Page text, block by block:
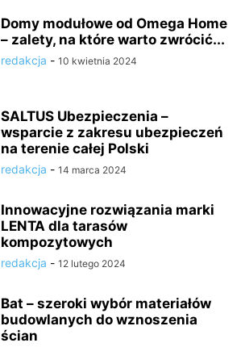
Domy modułowe od Omega Home
– zalety, na które warto zwrócić...
redakcja - 10 kwietnia 2024
SALTUS Ubezpieczenia –
wsparcie z zakresu ubezpieczeń
na terenie całej Polski
redakcja - 14 marca 2024
Innowacyjne rozwiązania marki
LENTA dla tarasów
kompozytowych
redakcja - 12 lutego 2024
Bat – szeroki wybór materiałów
budowlanych do wznoszenia
ścian